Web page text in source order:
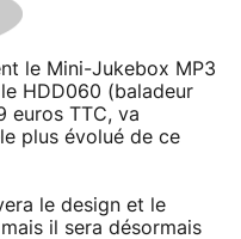
le Mini-Jukebox MP3
HDD060 (baladeur
euros TTC, va
plus évolué de ce
le design et le
il sera désormais